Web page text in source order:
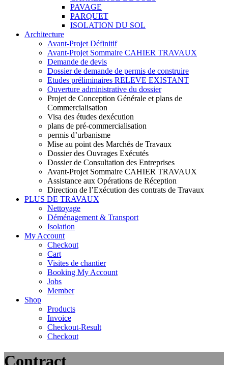
PAVAGE
PARQUET
ISOLATION DU SOL
Architecture
Avant-Projet Définitif
Avant-Projet Sommaire CAHIER TRAVAUX
Demande de devis
Dossier de demande de permis de construire
Etudes préliminaires RELEVE EXISTANT
Ouverture administrative du dossier
Projet de Conception Générale et plans de
Commercialisation
Visa des études dexécution
plans de pré-commercialisation
permis d’urbanisme
Mise au point des Marchés de Travaux
Dossier des Ouvrages Exécutés
Dossier de Consultation des Entreprises
Avant-Projet Sommaire CAHIER TRAVAUX
Assistance aux Opérations de Réception
Direction de l’Exécution des contrats de Travaux
PLUS DE TRAVAUX
Nettoyage
Déménagement & Transport
Isolation
My Account
Checkout
Cart
Visites de chantier
Booking My Account
Jobs
Member
Shop
Products
Invoice
Checkout-Result
Checkout
Contract